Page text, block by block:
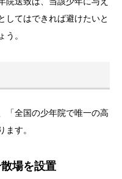
してはできれば避けたいと
う。
「全国の少年院で唯一の高
ます。
場を設置